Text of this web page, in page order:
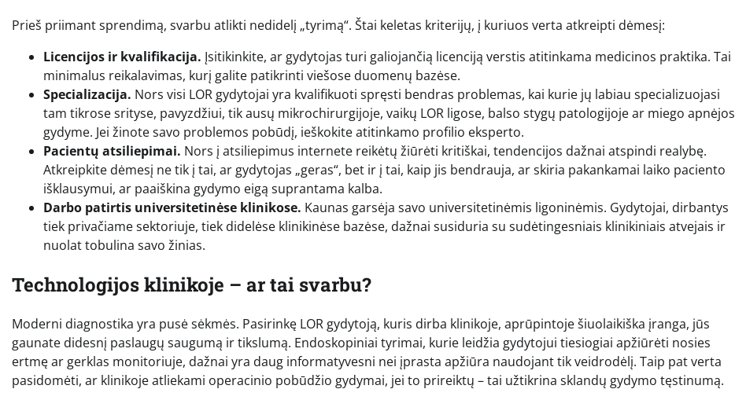
Prieš priimant sprendimą, svarbu atlikti nedidelį „tyrimą“. Štai keletas kriterijų, į kuriuos verta atkreipti dėmesį:
Licencijos ir kvalifikacija. Įsitikinkite, ar gydytojas turi galiojančią licenciją verstis atitinkama medicinos praktika. Tai
minimalus reikalavimas, kurį galite patikrinti viešose duomenų bazėse.
Specializacija. Nors visi LOR gydytojai yra kvalifikuoti spręsti bendras problemas, kai kurie jų labiau specializuojasi
tam tikrose srityse, pavyzdžiui, tik ausų mikrochirurgijoje, vaikų LOR ligose, balso stygų patologijoje ar miego apnėjos
gydyme. Jei žinote savo problemos pobūdį, ieškokite atitinkamo profilio eksperto.
Pacientų atsiliepimai. Nors į atsiliepimus internete reikėtų žiūrėti kritiškai, tendencijos dažnai atspindi realybę.
Atkreipkite dėmesį ne tik į tai, ar gydytojas „geras“, bet ir į tai, kaip jis bendrauja, ar skiria pakankamai laiko paciento
išklausymui, ar paaiškina gydymo eigą suprantama kalba.
Darbo patirtis universitetinėse klinikose. Kaunas garsėja savo universitetinėmis ligoninėmis. Gydytojai, dirbantys
tiek privačiame sektoriuje, tiek didelėse klinikinėse bazėse, dažnai susiduria su sudėtingesniais klinikiniais atvejais ir
nuolat tobulina savo žinias.
Technologijos klinikoje – ar tai svarbu?
Moderni diagnostika yra pusė sėkmės. Pasirinkę LOR gydytoją, kuris dirba klinikoje, aprūpintoje šiuolaikiška įranga, jūs
gaunate didesnį paslaugų saugumą ir tikslumą. Endoskopiniai tyrimai, kurie leidžia gydytojui tiesiogiai apžiūrėti nosies
ertmę ar gerklas monitoriuje, dažnai yra daug informatyvesni nei įprasta apžiūra naudojant tik veidrodėlį. Taip pat verta
pasidomėti, ar klinikoje atliekami operacinio pobūdžio gydymai, jei to prireiktų – tai užtikrina sklandų gydymo tęstinumą.